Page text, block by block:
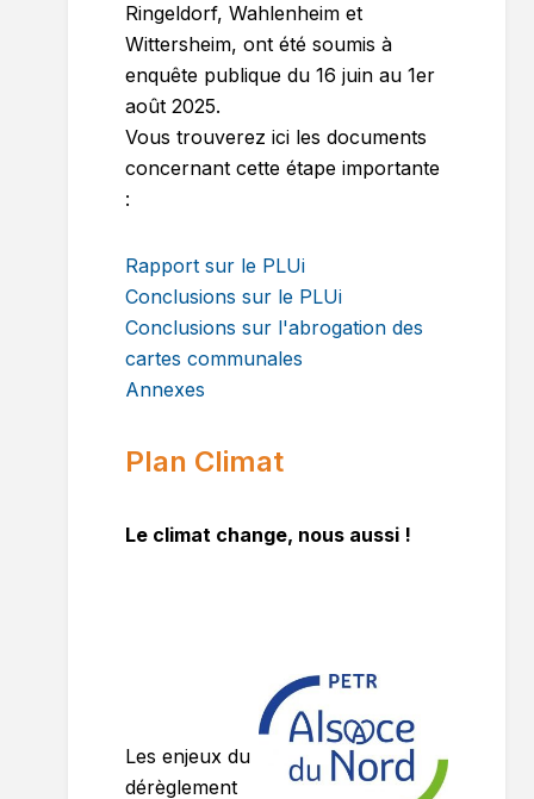
Ringeldorf, Wahlenheim et
Wittersheim, ont été soumis à
enquête publique du 16 juin au 1er
août 2025.
Vous trouverez ici les documents
concernant cette étape importante
:
Rapport sur le PLUi
Conclusions sur le PLUi
Conclusions sur l'abrogation des
cartes communales
Annexes
Plan Climat
Le climat change, nous aussi !
Les enjeux du
dérèglement